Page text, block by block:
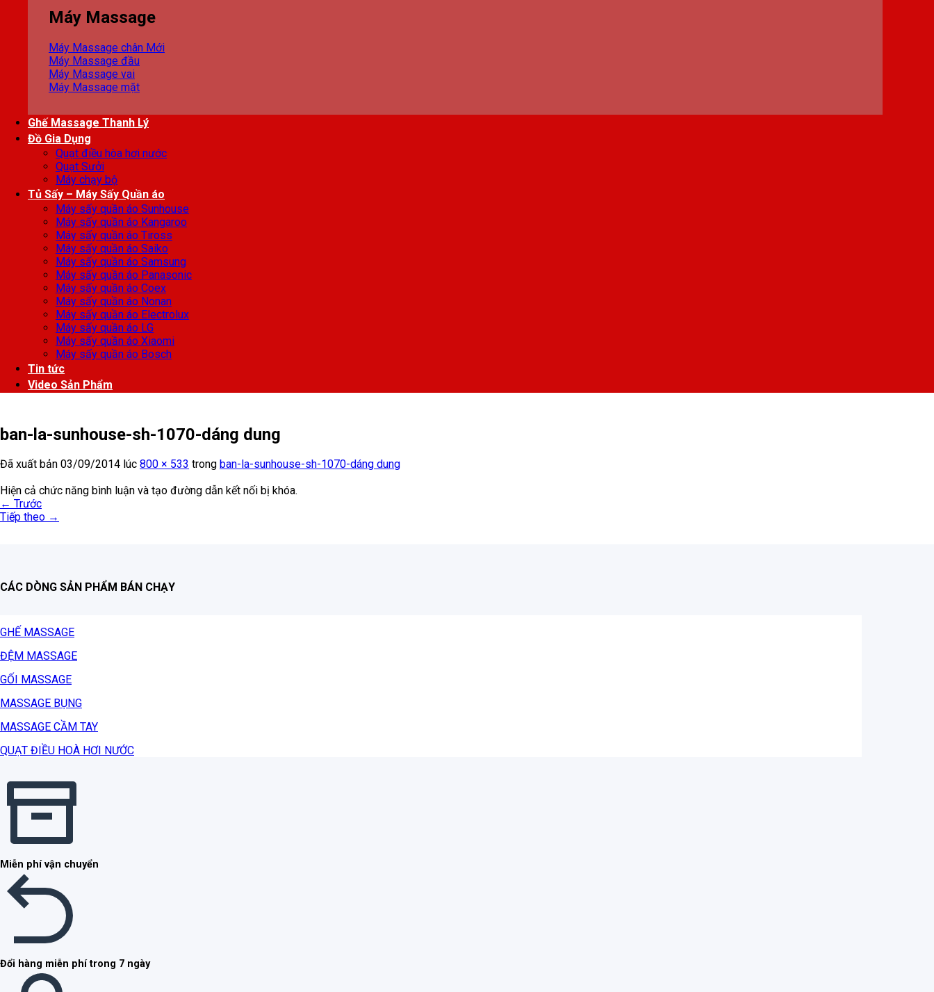
Máy Massage
Máy Massage chân
Máy Massage đầu
Máy Massage vai
Máy Massage mặt
Ghế Massage Thanh Lý
Đồ Gia Dụng
Quạt điều hòa hơi nước
Quạt Sưởi
Máy chạy bộ
Tủ Sấy – Máy Sấy Quần áo
Máy sấy quần áo Sunhouse
Máy sấy quần áo Kangaroo
Máy sấy quần áo Tiross
Máy sấy quần áo Saiko
Máy sấy quần áo Samsung
Máy sấy quần áo Panasonic
Máy sấy quần áo Coex
Máy sấy quần áo Nonan
Máy sấy quần áo Electrolux
Máy sấy quần áo LG
Máy sấy quần áo Xiaomi
Máy sấy quần áo Bosch
Tin tức
Video Sản Phẩm
ban-la-sunhouse-sh-1070-dáng dung
Đã xuất bản 03/09/2014 lúc 800 × 533 trong ban-la-sunhouse-sh-1070-dáng dung
Hiện cả chức năng bình luận và tạo đường dẫn kết nối bị khóa.
← Trước
Tiếp theo →
CÁC DÒNG SẢN PHẨM BÁN CHẠY
GHẾ MASSAGE
ĐỆM MASSAGE
GỐI MASSAGE
MASSAGE BỤNG
MASSAGE CẦM TAY
QUẠT ĐIỀU HOÀ HƠI NƯỚC
Miễn phí vận chuyển
Đổi hàng miễn phí trong 7 ngày